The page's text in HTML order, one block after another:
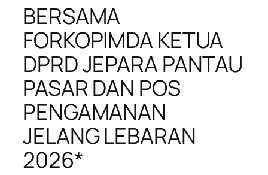
BERSAMA
FORKOPIMDA KETUA
DPRD JEPARA PANTAU
PASAR DAN POS
PENGAMANAN
JELANG LEBARAN
2026*